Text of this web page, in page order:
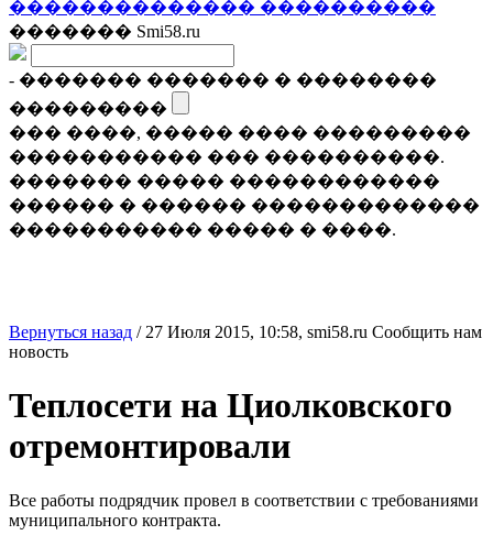
�������������� ����������
������� Smi58.ru
- ������� ������� � ��������
���������
��� ����, ����� ���� ���������
����������� ��� ����������.
������� ����� ������������
������ � ������ �������������
����������� ����� � ����.
Вернуться назад / 27 Июля 2015, 10:58, smi58.ru Сообщить нам
новость
Теплосети на Циолковского
отремонтировали
Все работы подрядчик провел в соответствии с требованиями
муниципального контракта.